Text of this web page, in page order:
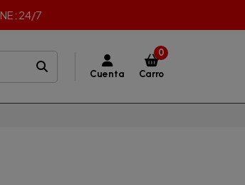
: 24/7
Cuenta
0
Carro